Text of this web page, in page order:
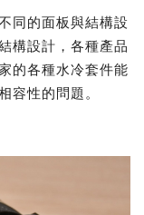
同的面板與結構設
構設計，各種產品
的各種水冷套件能
容性的問題。